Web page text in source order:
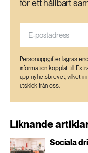
för ett hållbart
Personuppgifter lagras
information kopplat till
upp nyhetsbrevet, vilket
utskick från oss.
Liknande
Sociala